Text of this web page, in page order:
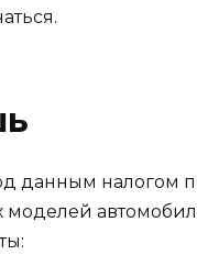
данным налогом